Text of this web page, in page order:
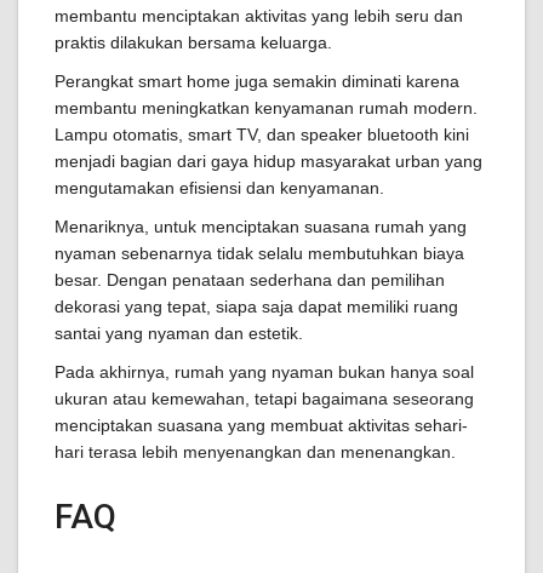
membantu menciptakan aktivitas yang lebih seru dan
praktis dilakukan bersama keluarga.
Perangkat smart home juga semakin diminati karena
membantu meningkatkan kenyamanan rumah modern.
Lampu otomatis, smart TV, dan speaker bluetooth kini
menjadi bagian dari gaya hidup masyarakat urban yang
mengutamakan efisiensi dan kenyamanan.
Menariknya, untuk menciptakan suasana rumah yang
nyaman sebenarnya tidak selalu membutuhkan biaya
besar. Dengan penataan sederhana dan pemilihan
dekorasi yang tepat, siapa saja dapat memiliki ruang
santai yang nyaman dan estetik.
Pada akhirnya, rumah yang nyaman bukan hanya soal
ukuran atau kemewahan, tetapi bagaimana seseorang
menciptakan suasana yang membuat aktivitas sehari-
hari terasa lebih menyenangkan dan menenangkan.
FAQ